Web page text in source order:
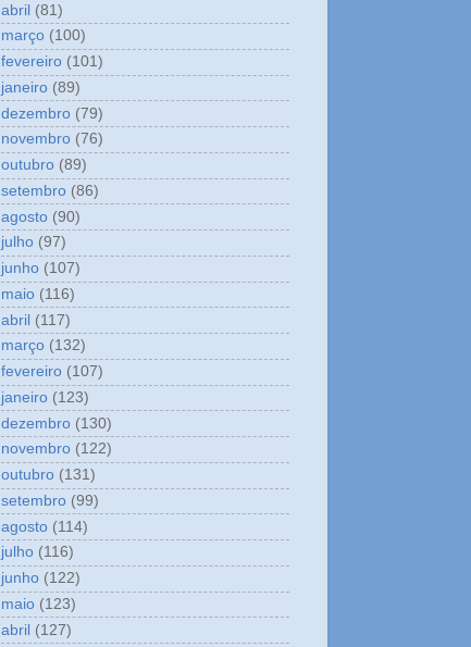
abril (81)
março (100)
fevereiro (101)
janeiro (89)
dezembro (79)
novembro (76)
outubro (89)
setembro (86)
agosto (90)
julho (97)
junho (107)
maio (116)
abril (117)
março (132)
fevereiro (107)
janeiro (123)
dezembro (130)
novembro (122)
outubro (131)
setembro (99)
agosto (114)
julho (116)
junho (122)
maio (123)
abril (127)